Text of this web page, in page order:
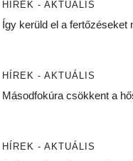
HÍREK - AKTUÁLIS
Így kerüld el a fertőzéseket
HÍREK - AKTUÁLIS
Másodfokúra csökkent a
HÍREK - AKTUÁLIS